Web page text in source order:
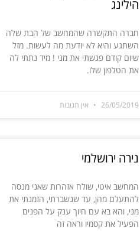
הילינג
חברה התקשרה שהמחשב של הבת שלה
השתגע והיא לא יודעת מה לעשות. מזל
שיום קודם פגשתי את מני ! מיד נתתי לה
את הטלפון שלו.
26/05/2019 אין תגובות
נירה ירושלמי
המחשב איטי, שולח אזהרות שאני מנסה
להתעלם מהן, עד שנשברתי, הזמנתי את
מני, והא בא עם חיוך ענק על הפנים
הפעיל את קסמיו וראה זה